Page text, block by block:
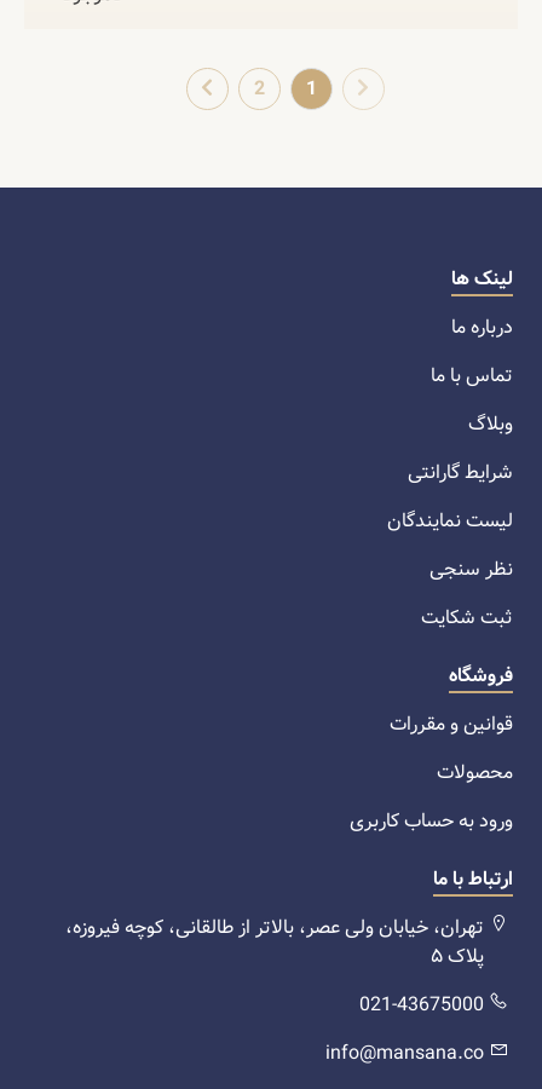
1
2
لینک ها
درباره ما
تماس با ما
وبلاگ
شرایط گارانتی
لیست نمایندگان
نظر سنجی
ثبت شکایت
فروشگاه
قوانین و مقررات
محصولات
ورود به حساب کاربری
ارتباط با ما
تهران، خیابان ولی عصر، بالاتر از طالقانی، کوچه فیروزه،
پلاک ۵
021-43675000
info@mansana.co